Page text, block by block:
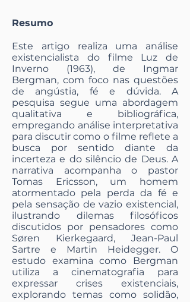
Resumo
Este artigo realiza uma análise
existencialista do filme Luz de
Inverno (1963), de Ingmar
Bergman, com foco nas questões
de angústia, fé e dúvida. A
pesquisa segue uma abordagem
qualitativa e bibliográfica,
empregando análise interpretativa
para discutir como o filme reflete a
busca por sentido diante da
incerteza e do silêncio de Deus. A
narrativa acompanha o pastor
Tomas Ericsson, um homem
atormentado pela perda da fé e
pela sensação de vazio existencial,
ilustrando dilemas filosóficos
discutidos por pensadores como
Søren Kierkegaard, Jean-Paul
Sartre e Martin Heidegger. O
estudo examina como Bergman
utiliza a cinematografia para
expressar crises existenciais,
explorando temas como solidão,